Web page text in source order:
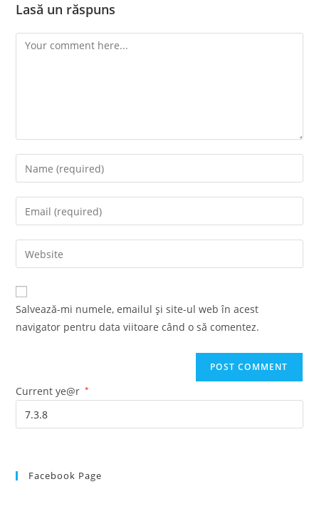
Lasă un răspuns
Comment
Enter
your
name
comment
Enter
your
email
address
comment
Enter
your
website
URL
Salvează-mi numele, emailul și site-ul web în acest
navigator pentru data viitoare când o să comentez.
Current ye@r *
Facebook Page